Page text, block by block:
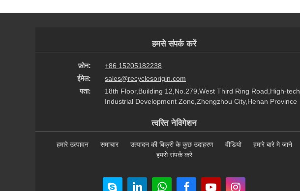
हमसे संपर्क करें
फ़ोन:
+86 15205182238
ईमेल:
sales@recyclesorigin.com
पता:
18th Floor,Building 12,No.279,West Third Ring Road,High-tech
Industrial Development Zone,Zhengzhou City,Henan Province
त्वरित नेविगेशन
हमारे उत्पादन समाचार उत्पादन की बिक्री के कुछ उदाहरण वीडियो
हमारे बारे मे जाने
हमसे संपर्क करे